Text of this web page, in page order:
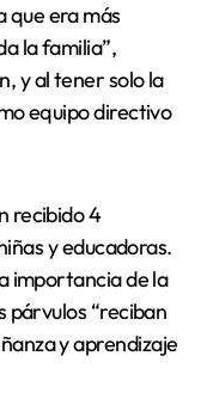
que era más
la familia”,
y al tener solo la
equipo directivo
recibido 4
y educadoras.
importancia de la
párvulos “reciban
y aprendizaje